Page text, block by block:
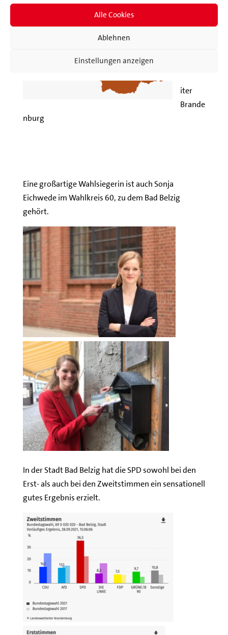
Alle Cookies
Ablehnen
Einstellungen anzeigen
iter
Brande
nburg
Eine großartige Wahlsiegerin ist auch Sonja
Eichwede im Wahlkreis 60, zu dem Bad Belzig
gehört.
In der Stadt Bad Belzig hat die SPD sowohl bei den
Erst- als auch bei den Zweitstimmen ein sensationell
gutes Ergebnis erzielt.